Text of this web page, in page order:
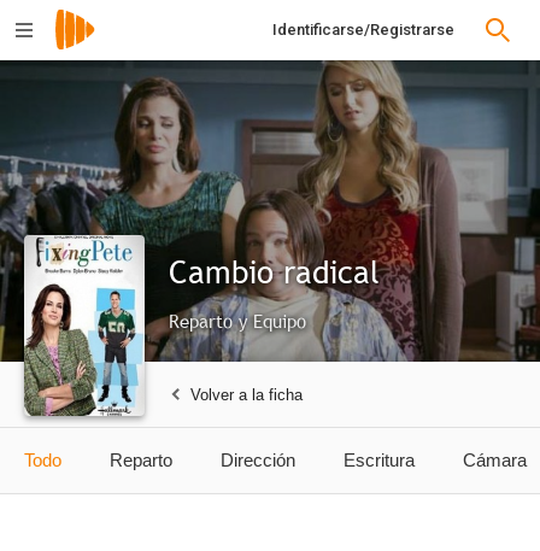
Identificarse/Registrarse
Cambio radical
Reparto y Equipo
Volver a la ficha
Todo Reparto Dirección Escritura Cámara